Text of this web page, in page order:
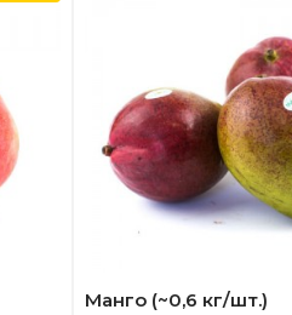
Манго (~0,6 кг/шт.)